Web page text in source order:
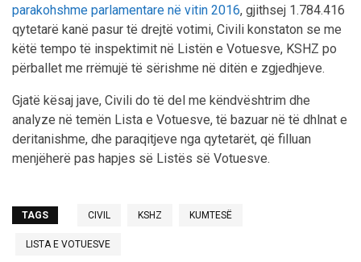
parakohshme parlamentare në vitin 2016, gjithsej 1.784.416
qytetarë kanë pasur të drejtë votimi, Civili konstaton se me
këtë tempo të inspektimit në Listën e Votuesve, KSHZ po
përballet me rrëmujë të sërishme në ditën e zgjedhjeve.
Gjatë kësaj jave, Civili do të del me këndvështrim dhe
analyze në temën Lista e Votuesve, të bazuar në të dhlnat e
deritanishme, dhe paraqitjeve nga qytetarët, që filluan
menjëherë pas hapjes së Listës së Votuesve.
TAGS CIVIL KSHZ KUMTESË
LISTA E VOTUESVE